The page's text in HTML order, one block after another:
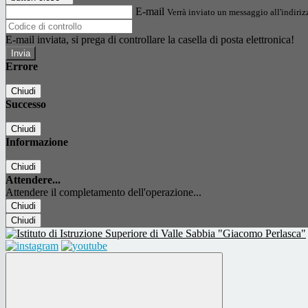
E-mail Verrà inviato un messaggio
E-mail inviata, si prega di controllare la casella di posta elettronica!
Errore
Chiudi
Successo
Chiudi
Informazione
Chiudi
Attendere...
Attendere il completamento dell'operazione...
Chiudi
Chiudi